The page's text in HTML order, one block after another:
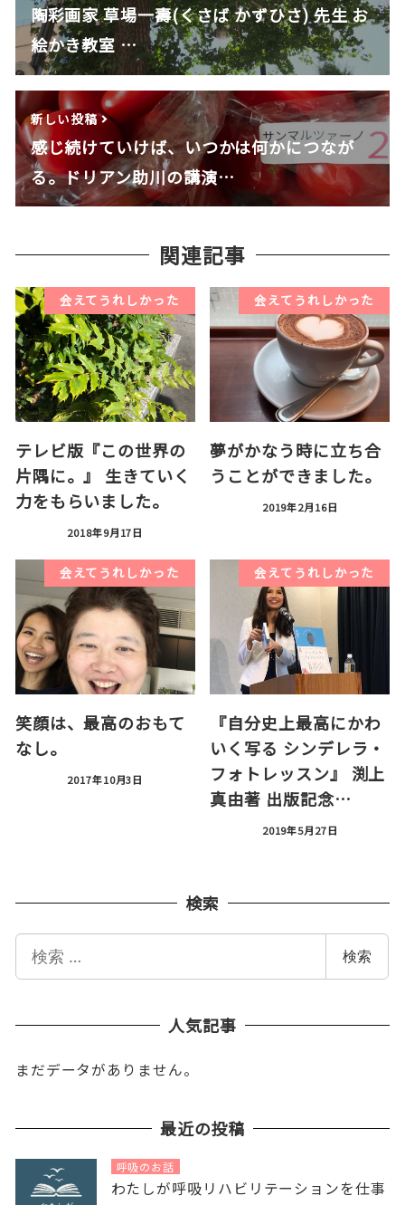
陶彩画家 草場一壽(くさば かずひさ) 先生 お
絵かき教室 …
新しい投稿
感じ続けていけば、いつかは何かにつなが
る。ドリアン助川の講演…
関連記事
会えてうれしかった
テレビ版『この世界の
片隅に。』 生きていく
力をもらいました。
2018年9月17日
会えてうれしかった
夢がかなう時に立ち合
うことができました。
2019年2月16日
会えてうれしかった
笑顔は、最高のおもて
なし。
2017年10月3日
会えてうれしかった
『自分史上最高にかわ
いく写る シンデレラ・
フォトレッスン』 渕上
真由著 出版記念…
2019年5月27日
検索
索
検索
人気記事
まだデータがありません。
最近の投稿
呼吸のお話
わたしが呼吸リハビリテーションを仕事